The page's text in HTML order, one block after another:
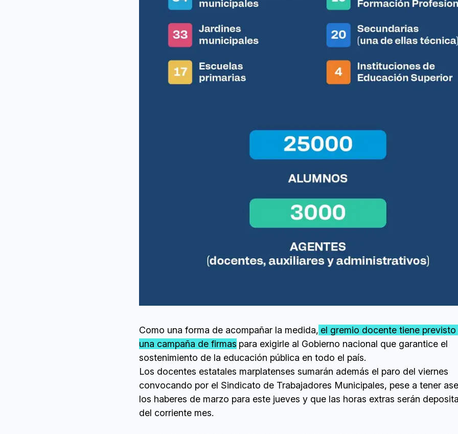
Como una forma de acompañar la medida, el gremio docente tiene previsto
una campaña de firmas para exigirle al Gobierno nacional que garantice el
sostenimiento de la educación pública en todo el país.
Los docentes estatales marplatenses sumarán además el paro del viernes
convocando por el Sindicato de Trabajadores Municipales, pese a tener
los haberes de marzo para este jueves y que las horas extras serán
del corriente mes.